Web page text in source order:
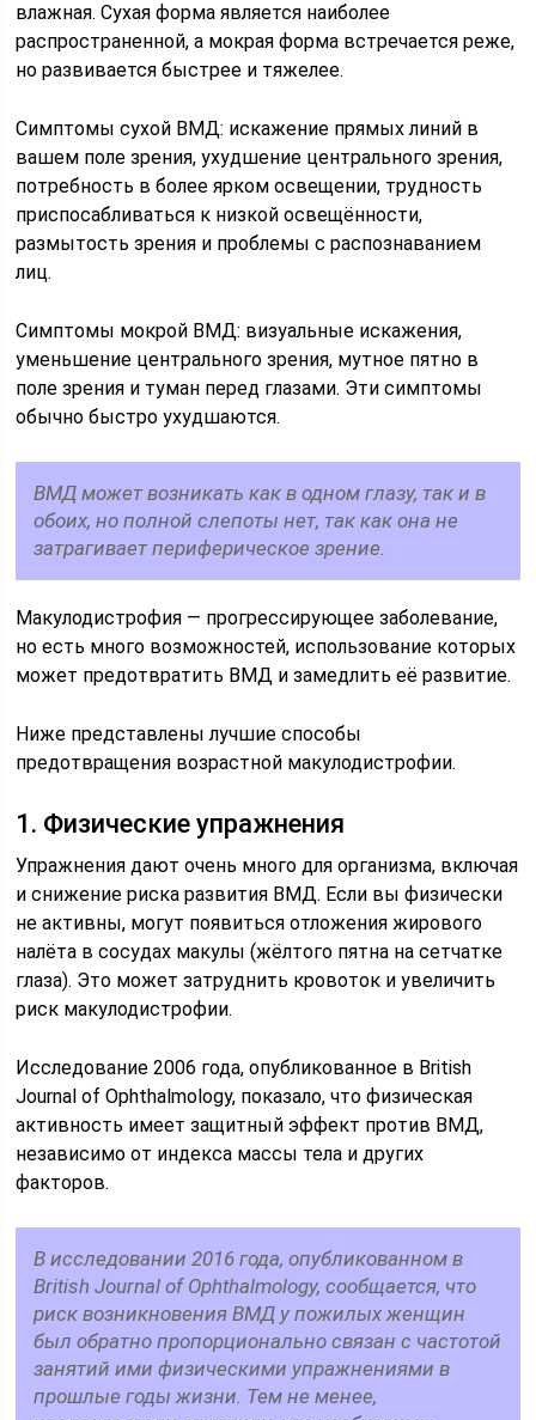
влажная. Сухая форма является наиболее
распространенной, а мокрая форма встречается реже,
но развивается быстрее и тяжелее.
Симптомы сухой ВМД: искажение прямых линий в
вашем поле зрения, ухудшение центрального зрения,
потребность в более ярком освещении, трудность
приспосабливаться к низкой освещённости,
размытость зрения и проблемы с распознаванием
лиц.
Симптомы мокрой ВМД: визуальные искажения,
уменьшение центрального зрения, мутное пятно в
поле зрения и туман перед глазами. Эти симптомы
обычно быстро ухудшаются.
ВМД может возникать как в одном глазу, так и в
обоих, но полной слепоты нет, так как она не
затрагивает периферическое зрение.
Макулодистрофия — прогрессирующее заболевание,
но есть много возможностей, использование которых
может предотвратить ВМД и замедлить её развитие.
Ниже представлены лучшие способы
предотвращения возрастной макулодистрофии.
1. Физические упражнения
Упражнения дают очень много для организма, включая
и снижение риска развития ВМД. Если вы физически
не активны, могут появиться отложения жирового
налёта в сосудах макулы (жёлтого пятна на сетчатке
глаза). Это может затруднить кровоток и увеличить
риск макулодистрофии.
Исследование 2006 года, опубликованное в British
Journal of Ophthalmology, показало, что физическая
активность имеет защитный эффект против ВМД,
независимо от индекса массы тела и других
факторов.
В исследовании 2016 года, опубликованном в
British Journal of Ophthalmology, сообщается, что
риск возникновения ВМД у пожилых женщин
был обратно пропорционально связан с частотой
занятий ими физическими упражнениями в
прошлые годы жизни. Тем не менее,